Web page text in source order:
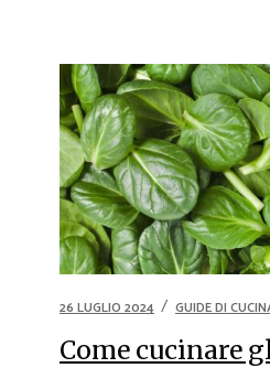
26 LUGLIO 2024 GUIDE DI
Come cucinare